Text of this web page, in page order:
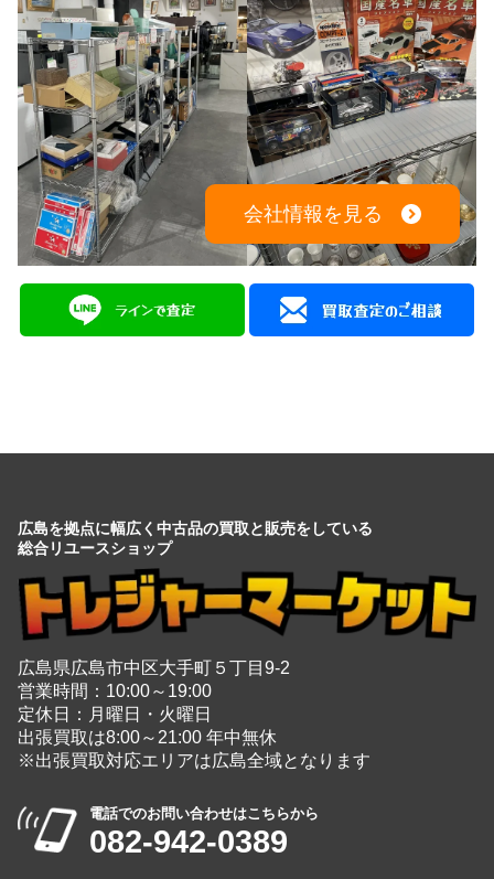
会社情報を見る
広島を拠点に幅広く中古品の買取と販売をしている
総合リユースショップ
広島県広島市中区大手町５丁目9-2
営業時間：10:00～19:00
定休日：月曜日・火曜日
出張買取は8:00～21:00 年中無休
※出張買取対応エリアは広島全域となります
電話でのお問い合わせはこちらから
082-942-0389